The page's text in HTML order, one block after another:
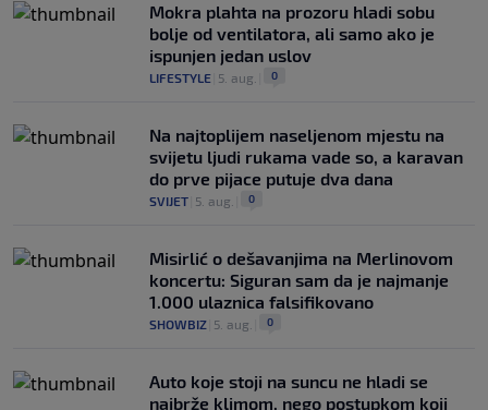
Mokra plahta na prozoru hladi sobu
bolje od ventilatora, ali samo ako je
ispunjen jedan uslov
LIFESTYLE 5. aug. 0
Na najtoplijem naseljenom mjestu na
svijetu ljudi rukama vade so, a karavan
do prve pijace putuje dva dana
SVIJET 5. aug. 0
Misirlić o dešavanjima na Merlinovom
koncertu: Siguran sam da je najmanje
1.000 ulaznica falsifikovano
SHOWBIZ 5. aug. 0
Auto koje stoji na suncu ne hladi se
najbrže klimom, nego postupkom koji